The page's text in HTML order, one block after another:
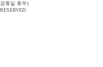
휴일 휴무)